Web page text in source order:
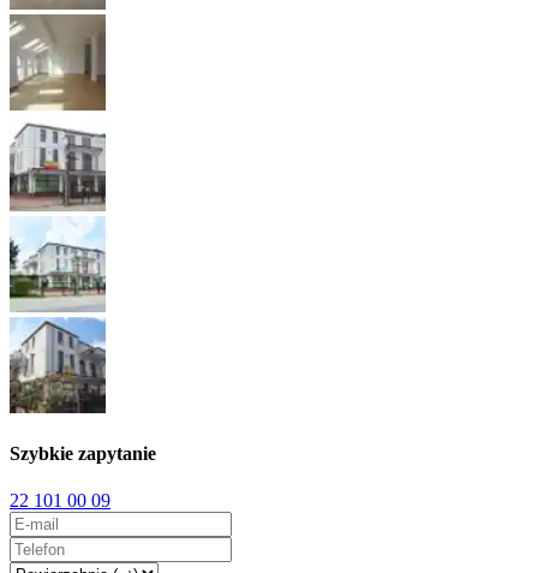
Szybkie zapytanie
22 101 00 09